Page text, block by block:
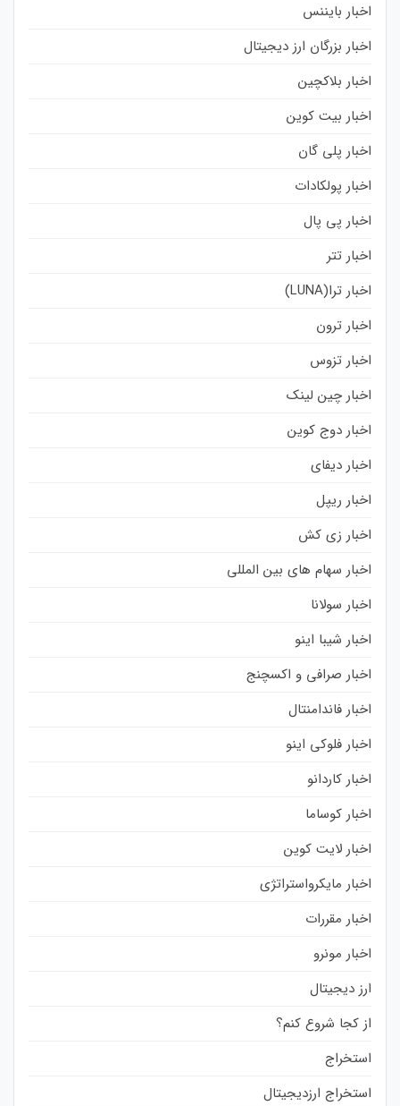
اخبار بایننس
اخبار بزرگان ارز دیجیتال
اخبار بلاکچین
اخبار بیت کوین
اخبار پلی گان
اخبار پولکادات
اخبار پی پال
اخبار تتر
اخبار ترا(LUNA)
اخبار ترون
اخبار تزوس
اخبار چین لینک
اخبار دوج کوین
اخبار دیفای
اخبار ریپل
اخبار زی کش
اخبار سهام های بین المللی
اخبار سولانا
اخبار شیبا اینو
اخبار صرافی و اکسچنج
اخبار فاندامنتال
اخبار فلوکی اینو
اخبار کاردانو
اخبار کوساما
اخبار لایت کوین
اخبار مایکرواستراتژی
اخبار مقررات
اخبار مونرو
ارز دیجیتال
از کجا شروع کنم؟
استخراج
استخراج ارزدیجیتال